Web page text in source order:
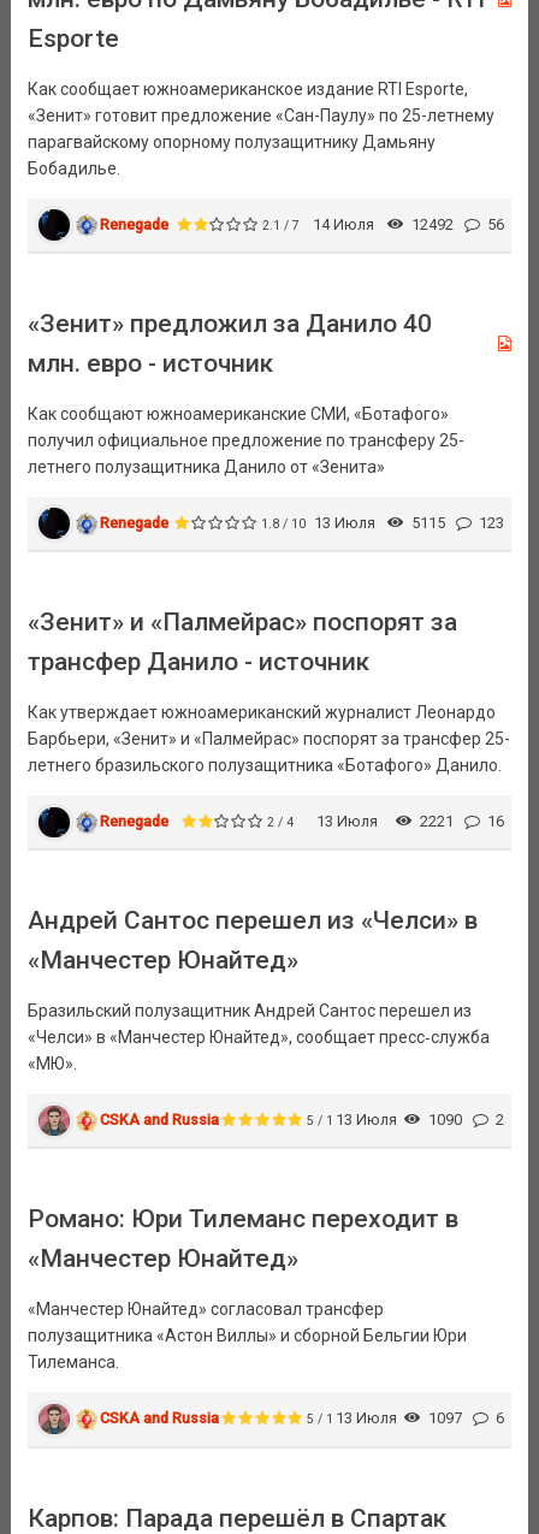
Esporte
Как сообщает южноамериканское издание RTI Esporte,
«Зенит» готовит предложение «Сан-Паулу» по 25-летнему
парагвайскому опорному полузащитнику Дамьяну
Бобадилье.
Renegade 2.1 / 7 14 Июля 12492 56
«Зенит» предложил за Данило 40
млн. евро - источник
Как сообщают южноамериканские СМИ, «Ботафого»
получил официальное предложение по трансферу 25-
летнего полузащитника Данило от «Зенита»
Renegade 1.8 / 10 13 Июля 5115 123
«Зенит» и «Палмейрас» поспорят за
трансфер Данило - источник
Как утверждает южноамериканский журналист Леонардо
Барбьери, «Зенит» и «Палмейрас» поспорят за трансфер 25-
летнего бразильского полузащитника «Ботафого» Данило.
Renegade 2 / 4 13 Июля 2221 16
Андрей Сантос перешел из «Челси» в
«Манчестер Юнайтед»
Бразильский полузащитник Андрей Сантос перешел из
«Челси» в «Манчестер Юнайтед», сообщает пресс‑служба
«МЮ».
CSKA and Russia 5 / 1 13 Июля 1090 2
Романо: Юри Тилеманс переходит в
«Манчестер Юнайтед»
«Манчестер Юнайтед» согласовал трансфер
полузащитника «Астон Виллы» и сборной Бельгии Юри
Тилеманса.
CSKA and Russia 5 / 1 13 Июля 1097 6
Карпов: Парада перешёл в Спартак